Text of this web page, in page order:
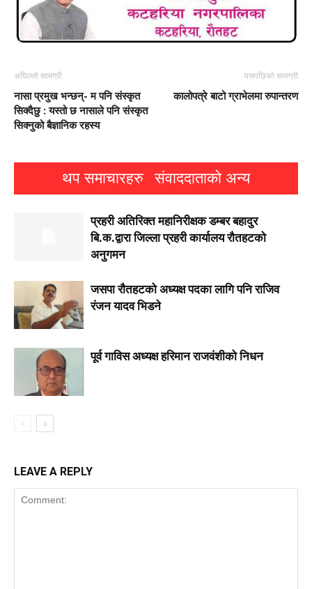
अघिल्लो सामग्री
नासा प्रमुख भन्छन्- म पनि स‌ंस्कृत
सिक्दैछु : यस्तो छ नासाले पनि संस्कृत
सिक्नुको बैज्ञानिक रहस्य
यसपछिको सामग्री
कालोपत्रे बाटो ग्राभेलमा रुपान्तरण
थप समाचारहरु संवाददाताको अन्य
प्रहरी अतिरिक्त महानिरीक्षक डम्बर बहादुर
बि.क.द्वारा जिल्ला प्रहरी कार्यालय रौतहटको
अनुगमन
जसपा राैतहटको अध्यक्ष पदका लागि पनि राजिव
रंजन यादव भिडने
पूर्व गाविस अध्यक्ष हरिमान राजवंशीको निधन
LEAVE A REPLY